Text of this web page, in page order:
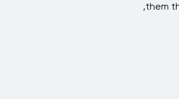
them